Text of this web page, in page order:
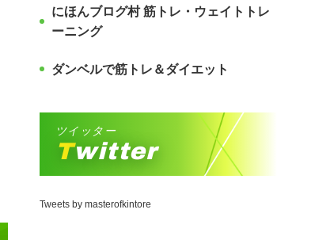
にほんブログ村 筋トレ・ウェイトトレ
ーニング
ダンベルで筋トレ＆ダイエット
ツイッター
Twitter
Tweets by masterofkintore